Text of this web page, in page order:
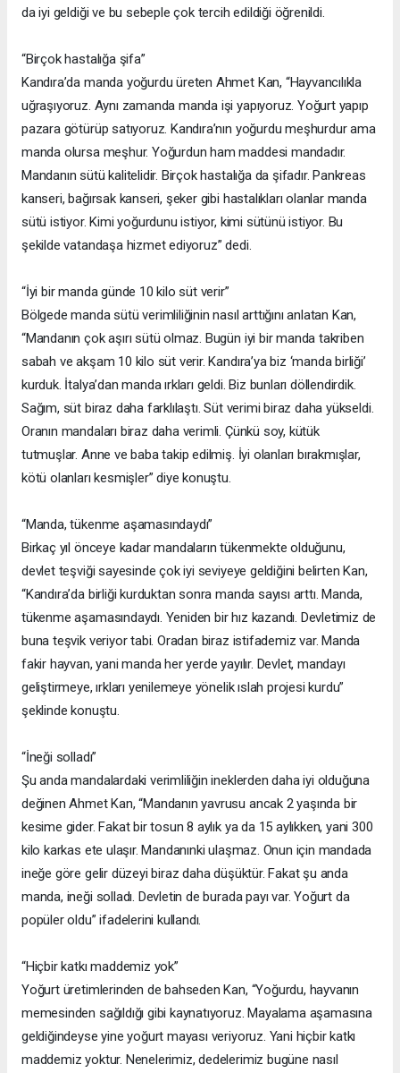
da iyi geldiği ve bu sebeple çok tercih edildiği öğrenildi.
“Birçok hastalığa şifa”
Kandıra’da manda yoğurdu üreten Ahmet Kan, “Hayvancılıkla
uğraşıyoruz. Aynı zamanda manda işi yapıyoruz. Yoğurt yapıp
pazara götürüp satıyoruz. Kandıra’nın yoğurdu meşhurdur ama
manda olursa meşhur. Yoğurdun ham maddesi mandadır.
Mandanın sütü kalitelidir. Birçok hastalığa da şifadır. Pankreas
kanseri, bağırsak kanseri, şeker gibi hastalıkları olanlar manda
sütü istiyor. Kimi yoğurdunu istiyor, kimi sütünü istiyor. Bu
şekilde vatandaşa hizmet ediyoruz” dedi.
“İyi bir manda günde 10 kilo süt verir”
Bölgede manda sütü verimliliğinin nasıl arttığını anlatan Kan,
“Mandanın çok aşırı sütü olmaz. Bugün iyi bir manda takriben
sabah ve akşam 10 kilo süt verir. Kandıra’ya biz ‘manda birliği’
kurduk. İtalya’dan manda ırkları geldi. Biz bunları döllendirdik.
Sağım, süt biraz daha farklılaştı. Süt verimi biraz daha yükseldi.
Oranın mandaları biraz daha verimli. Çünkü soy, kütük
tutmuşlar. Anne ve baba takip edilmiş. İyi olanları bırakmışlar,
kötü olanları kesmişler” diye konuştu.
“Manda, tükenme aşamasındaydı”
Birkaç yıl önceye kadar mandaların tükenmekte olduğunu,
devlet teşviği sayesinde çok iyi seviyeye geldiğini belirten Kan,
“Kandıra’da birliği kurduktan sonra manda sayısı arttı. Manda,
tükenme aşamasındaydı. Yeniden bir hız kazandı. Devletimiz de
buna teşvik veriyor tabi. Oradan biraz istifademiz var. Manda
fakir hayvan, yani manda her yerde yayılır. Devlet, mandayı
geliştirmeye, ırkları yenilemeye yönelik ıslah projesi kurdu”
şeklinde konuştu.
“İneği solladı”
Şu anda mandalardaki verimliliğin ineklerden daha iyi olduğuna
değinen Ahmet Kan, “Mandanın yavrusu ancak 2 yaşında bir
kesime gider. Fakat bir tosun 8 aylık ya da 15 aylıkken, yani 300
kilo karkas ete ulaşır. Mandanınki ulaşmaz. Onun için mandada
ineğe göre gelir düzeyi biraz daha düşüktür. Fakat şu anda
manda, ineği solladı. Devletin de burada payı var. Yoğurt da
popüler oldu” ifadelerini kullandı.
“Hiçbir katkı maddemiz yok”
Yoğurt üretimlerinden de bahseden Kan, “Yoğurdu, hayvanın
memesinden sağıldığı gibi kaynatıyoruz. Mayalama aşamasına
geldiğindeyse yine yoğurt mayası veriyoruz. Yani hiçbir katkı
maddemiz yoktur. Nenelerimiz, dedelerimiz bugüne nasıl